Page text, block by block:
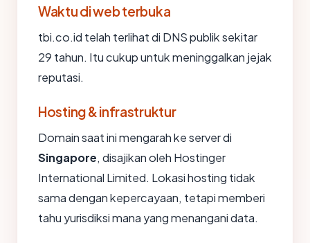
Waktu di web terbuka
tbi.co.id telah terlihat di DNS publik sekitar
29 tahun. Itu cukup untuk meninggalkan jejak
reputasi.
Hosting & infrastruktur
Domain saat ini mengarah ke server di
Singapore, disajikan oleh Hostinger
International Limited. Lokasi hosting tidak
sama dengan kepercayaan, tetapi memberi
tahu yurisdiksi mana yang menangani data.